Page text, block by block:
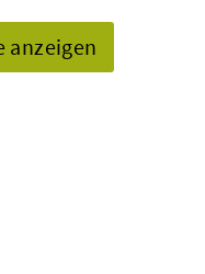
anzeigen